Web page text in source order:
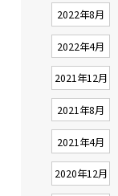
2022年8月
2022年4月
2021年12月
2021年8月
2021年4月
2020年12月